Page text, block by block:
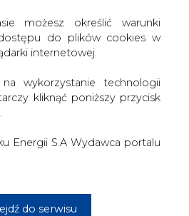
możesz określić warunki
do plików cookies w
internetowej.
wykorzystanie technologii
kliknąć poniższy przycisk
Energii S.A Wydawca portalu
do serwisu
zgadza się na włączenie publikacji do